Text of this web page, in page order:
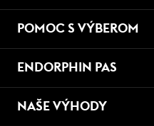
POMOC S VÝBEROM
ENDORPHIN PAS
NAŠE VÝHODY